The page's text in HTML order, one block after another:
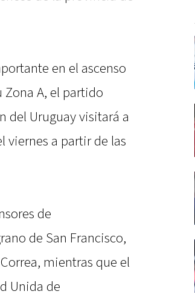
en el ascenso
A, el partido
del Uruguay visitará a
viernes a partir de las
de
de San Francisco,
mientras que el
Unida de